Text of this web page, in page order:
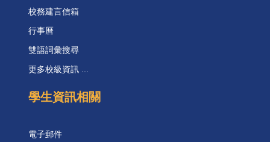
校務建言信箱
行事曆
雙語詞彙搜尋
更多校級資訊 ...
學生資訊相關
電子郵件